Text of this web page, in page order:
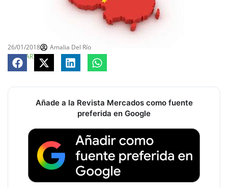
26/01/2018
Amalia Del Río
COMPARTE
Añade a la Revista Mercados como fuente
preferida en Google